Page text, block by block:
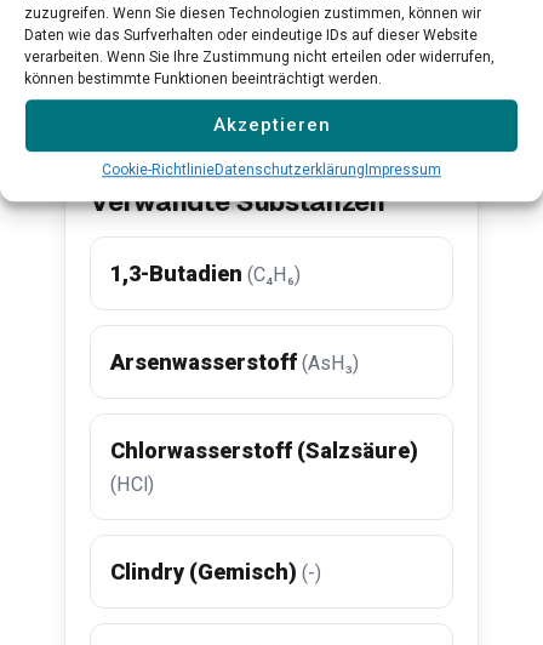
zuzugreifen. Wenn Sie diesen Technologien zustimmen, können wir
Daten wie das Surfverhalten oder eindeutige IDs auf dieser Website
verarbeiten. Wenn Sie Ihre Zustimmung nicht erteilen oder widerrufen,
können bestimmte Funktionen beeinträchtigt werden.
Akzeptieren
Cookie-RichtlinieDatenschutzerklärungImpressum
Alle Produkte ansehen →
Verwandte Substanzen
1,3-Butadien (C₄H₆)
Arsenwasserstoff (AsH₃)
Chlorwasserstoff (Salzsäure)
(HCl)
Clindry (Gemisch) (-)